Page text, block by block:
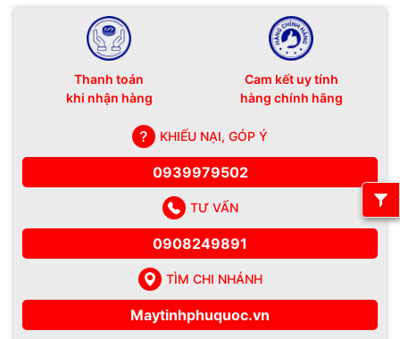
Thanh toán
khi nhận hàng
Cam kết uy tính
hàng chính hãng
KHIẾU NẠI, GÓP Ý
0939979502
TƯ VẤN
0908249891
TÌM CHI NHÁNH
Maytinhphuquoc.vn